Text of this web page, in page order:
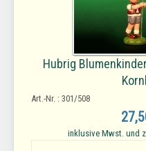
Hubrig
Art.-Nr. : 301/508
inklusive Mwst. und